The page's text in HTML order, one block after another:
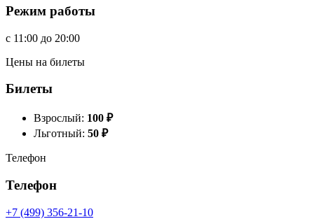
Режим работы
c 11:00 до 20:00
Цены на билеты
Билеты
Взрослый: 100 ₽
Льготный: 50 ₽
Телефон
Телефон
+7 (499) 356-21-10